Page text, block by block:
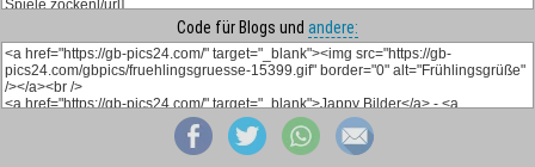
Code für Blogs und andere: